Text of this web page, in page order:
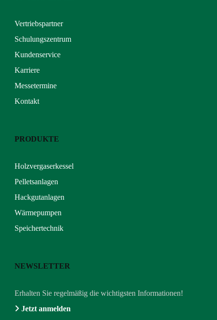
Vertriebspartner
Schulungszentrum
Kundenservice
Karriere
Messetermine
Kontakt
PRODUKTE
Holzvergaserkessel
Pelletsanlagen
Hackgutanlagen
Wärmepumpen
Speichertechnik
NEWSLETTER
Erhalten Sie regelmäßig die wichtigsten Informationen!
Jetzt anmelden